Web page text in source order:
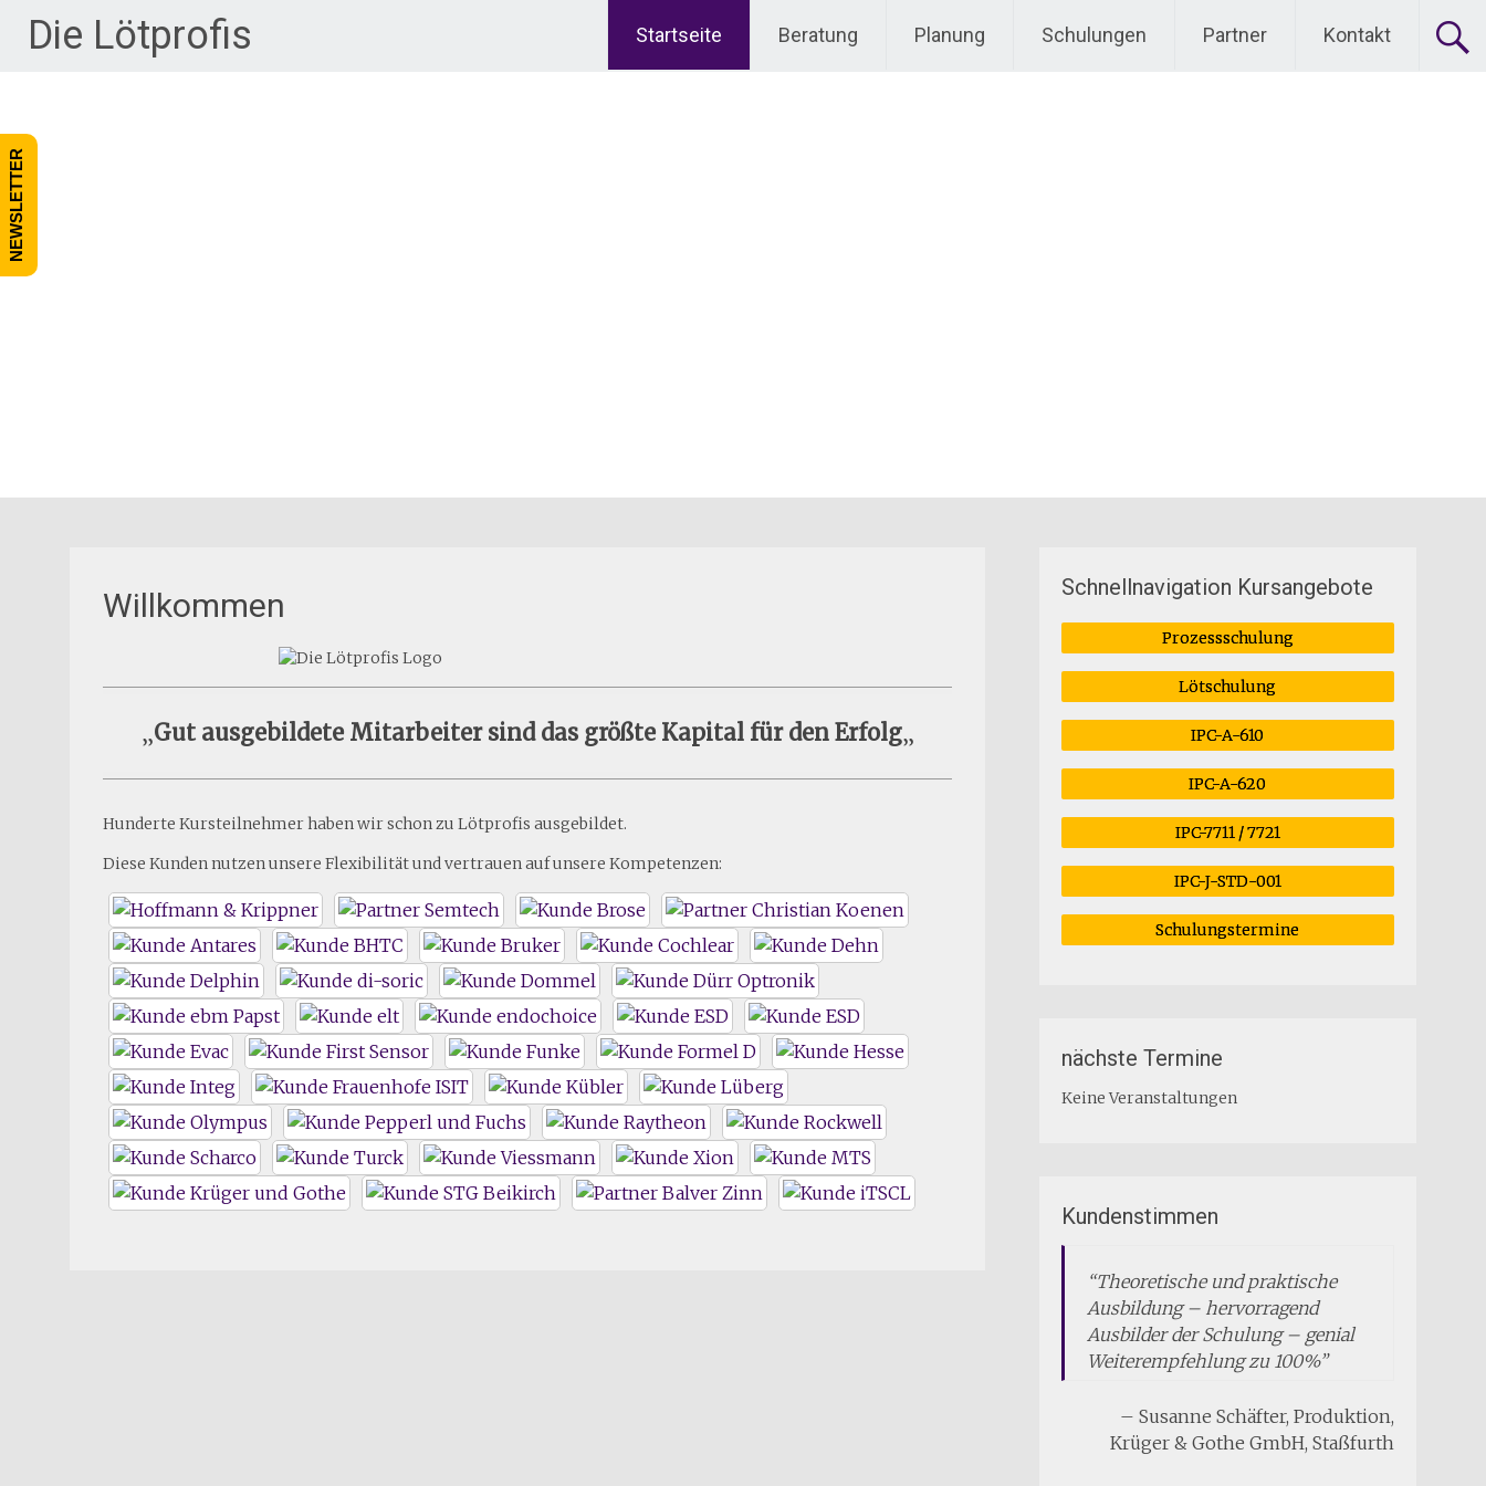
Die Lötprofis Startseite Beratung Planung Schulungen Partner Kontakt
Willkommen
„Gut ausgebildete Mitarbeiter sind das größte Kapital für den Erfolg„
Hunderte Kursteilnehmer haben wir schon zu Lötprofis ausgebildet.
Diese Kunden nutzen unsere Flexibilität und vertrauen auf unsere Kompetenzen:
Schnellnavigation Kursangebote
Prozessschulung
Lötschulung
IPC-A-610
IPC-A-620
IPC-7711 / 7721
IPC-J-STD-001
Schulungstermine
nächste Termine
Keine Veranstaltungen
Kundenstimmen
Theoretische und praktische
Ausbildung – hervorragend
Ausbilder der Schulung – genial
Weiterempfehlung zu 100%
Susanne Schäfter Produktion
Krüger & Gothe GmbH Staßfurth
NEWSLETTER